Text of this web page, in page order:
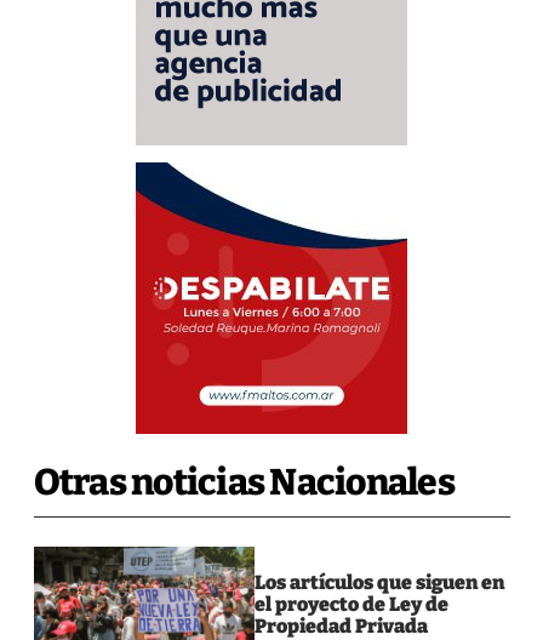
Otras noticias Nacionales
Los artículos que siguen en
el proyecto de Ley de
Propiedad Privada